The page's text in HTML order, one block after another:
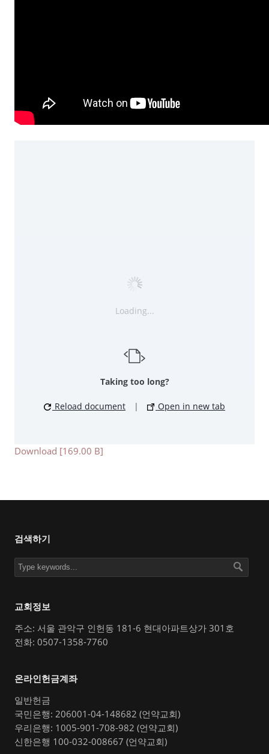
Loading...
Taking too long?
Reload document | Open in new tab
Download [169.00 B]
검색하기
교회정보
주소: 서울 관악구 인헌동 181-6 현대아파트상가 301호
전화: 0507-1358-7760
온라인헌금계좌
일반헌금
국민은행: 206001-04-148682 (언약교회)
우리은행: 1005-901-708-982 (언약교회)
신한은행 100-032-008667 (언약교회)